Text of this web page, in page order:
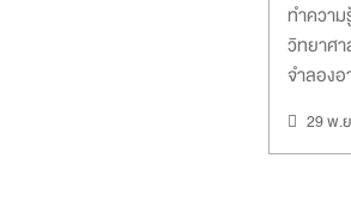
ทำควา
วิทยาศา
จำลอง
29 พ.